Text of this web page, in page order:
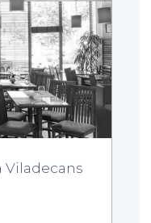
Viladecans